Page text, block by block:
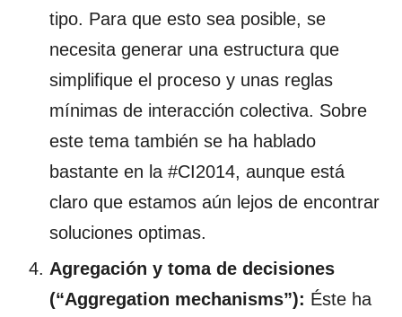
tipo. Para que esto sea posible, se
necesita generar una estructura que
simplifique el proceso y unas reglas
mínimas de interacción colectiva. Sobre
este tema también se ha hablado
bastante en la #CI2014, aunque está
claro que estamos aún lejos de encontrar
soluciones optimas.
Agregación y toma de decisiones
(“Aggregation mechanisms”): Éste ha